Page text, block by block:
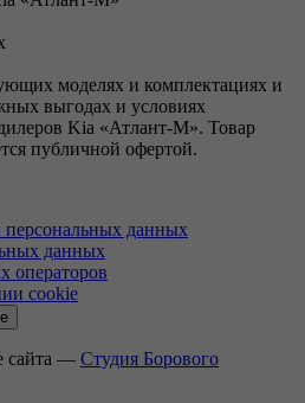
моделях и комплектациях и
выгодах и условиях
Kia «Атлант-М». Товар
публичной офертой.
персональных данных
данных
операторов
cookie
сайта — Студия Борового